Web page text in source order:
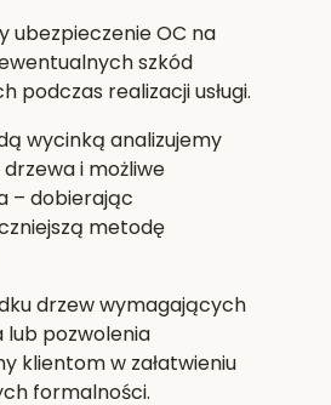
ubezpieczenie OC na
szkód
podczas realizacji usługi.
wycinką analizujemy
i możliwe
– dobierając
metodę
drzew wymagających
lub pozwolenia
klientom w załatwieniu
formalności.